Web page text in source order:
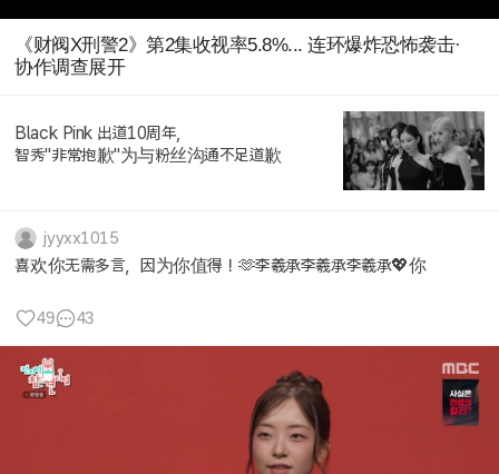
《财阀X刑警2》第2集收视率5.8%... 连环爆炸恐怖袭击·
协作调查展开
Black Pink 出道10周年,
智秀"非常抱歉"为与粉丝沟通不足道歉
jyyxx1015
喜欢你无需多言，因为你值得！🫶李羲承李羲承李羲承💖你
49 43